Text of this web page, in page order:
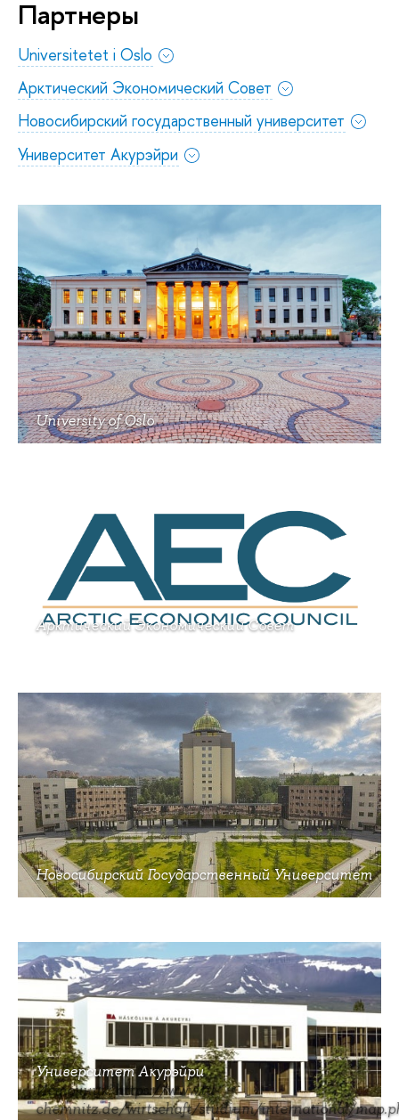
Партнеры
Universitetet i Oslo
Арктический Экономический Совет
Новосибирский государственный университет
Университет Акурэйри
University of Oslo
Арктический Экономический Совет
Новосибирский Государственный Университет
Университет Акурэйри
Источник: https://www.tu-
chemnitz.de/wirtschaft/studium/international/